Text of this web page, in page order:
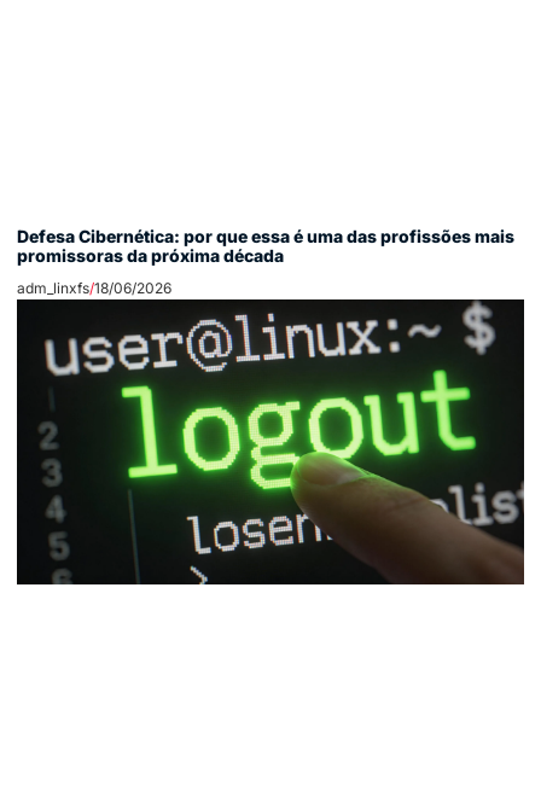
Defesa Cibernética: por que essa é uma das profissões mais
promissoras da próxima década
adm_linxfs 18/06/2026